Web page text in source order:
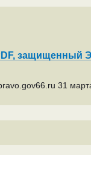
защищенный
31